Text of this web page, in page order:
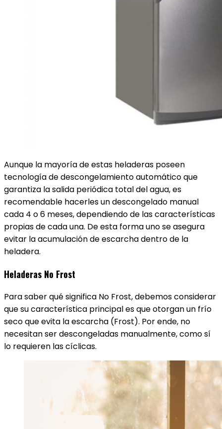
Aunque la mayoría de estas heladeras poseen
tecnología de descongelamiento automático que
garantiza la salida periódica total del agua, es
recomendable hacerles un descongelado manual
cada 4 o 6 meses, dependiendo de las características
propias de cada una. De esta forma uno se asegura
evitar la acumulación de escarcha dentro de la
heladera.
Heladeras No Frost
Para saber qué significa No Frost, debemos considerar
que su característica principal es que otorgan un frío
seco que evita la escarcha (Frost). Por ende, no
necesitan ser descongeladas manualmente, como sí
lo requieren las cíclicas.